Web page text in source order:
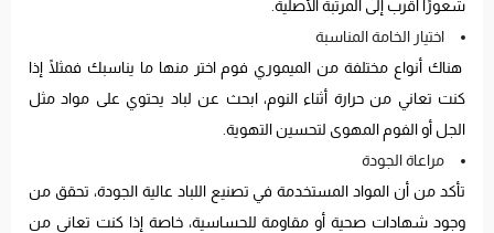
شعورًا أقرب إلى المرتبة الأصلية.
اختيار الخامة المناسبة
هناك أنواع مختلفة من الميموري فوم اختر منها ما يناسبك فمثلًا إذا
كنت تعاني من حرارة أثناء النوم، ابحث عن لباد يحتوي على مواد مثل
الجل أو الفوم المهوى لتحسين التهوية.
مراعاة الجودة
تأكد من أن المواد المستخدمة في تصنيع اللباد عالية الجودة، تحقق من
وجود شهادات صحية أو مقاومة للحساسية، خاصة إذا كنت تعاني من